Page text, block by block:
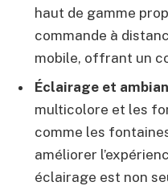
haut de gamme
commande à
mobile, offrant un
Éclairage et
multicolore et les
comme les
améliorer
éclairage est non